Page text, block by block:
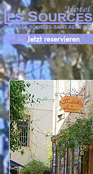
Jetzt reservieren